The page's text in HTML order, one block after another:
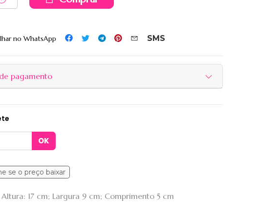
no WhatsApp
SMS
pagamento
se o preço baixar
Altura: 17 cm; Largura 9 cm; Comprimento 5 cm